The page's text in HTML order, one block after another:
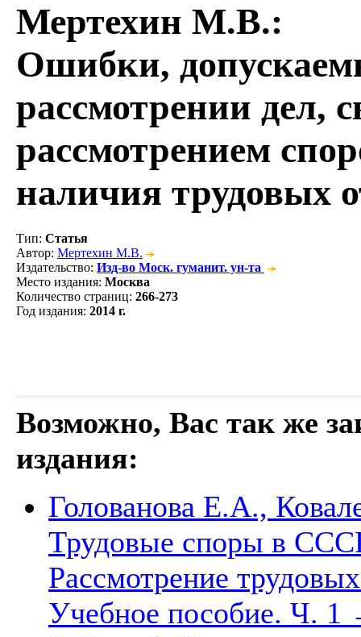
Мертехин М.В.:
Ошибки,
рассмотрении дел,
рассмотрением
наличия трудовых
Тип: Статья
Автор: Мертехин М.В.
Издательство: Изд-во Моск. гуманит. ун-та
Место издания: Москва
Количество страниц: 266-273
Год издания: 2014 г.
Возможно, Вас так же
издания:
Голованова Е.А.,
Трудовые споры в
Рассмотрение
Учебное пособие. Ч. 1